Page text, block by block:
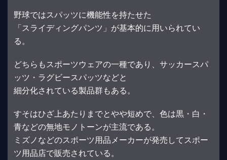
野球ではスパッツに機能性を持たせた
「スライディングパンツ」が基本的に用いられてい
る。
どちらもスポーツウェアの一種であり、サッカースパ
ッツ・ラグビースパッツなどと
細分化されている製品群もある。
すそはひざ上あたりまでとやや短めで、色は黒・白・
青などの無地モノトーンが主流である。
ミズノなどのスポーツ用品メーカーが発売してスポー
ツ用品店で販売されている。